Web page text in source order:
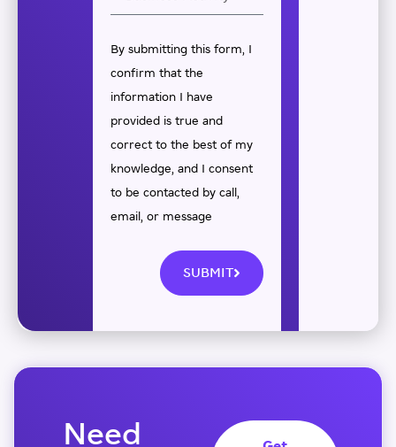
By submitting this form, I
confirm that the
information I have
provided is true and
correct to the best of my
knowledge, and I consent
to be contacted by call,
email, or message
SUBMIT
Need